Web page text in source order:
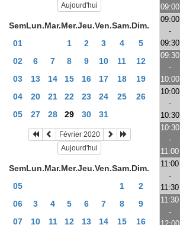
Aujourd'hui
SemLun.Mar.Mer.Jeu.Ven.Sam.Dim.
01
1 2 3 4
5
02
6 7 8 9 10 11
12
03
13 14 15 16 17 18
19
04
20 21 22 23 24 25
26
05
27 28 29 30 31
Février 2020
Aujourd'hui
SemLun.Mar.Mer.Jeu.Ven.Sam.Dim.
05
1
2
06
3 4 5 6 7 8
9
07
10 11 12 13 14 15
16
09:00
09:00
-
09:30
09:30
-
10:00
10:00
-
10:30
10:30
-
11:00
11:00
-
11:30
11:30
-